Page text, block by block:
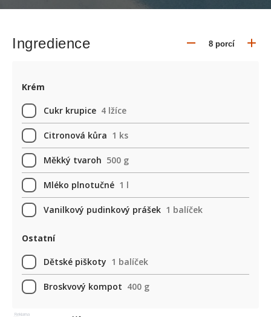
Ingredience
Krém
Cukr krupice 4 lžíce
Citronová kůra 1 ks
Měkký tvaroh 500 g
Mléko plnotučné 1 l
Vanilkový pudinkový prášek 1 balíček
Ostatní
Dětské piškoty 1 balíček
Broskvový kompot 400 g
Reklama